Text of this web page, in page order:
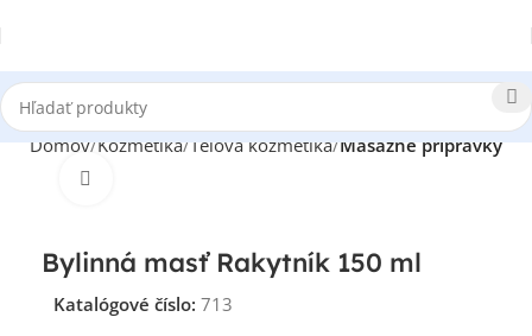
Domov Kozmetika Telová kozmetika Masážne prípravky
Bylinná masť Rakytník 150 ml
Katalógové číslo: 713